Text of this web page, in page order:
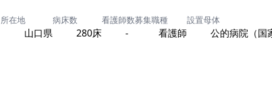
所在地
山口県
病床数
280床
看護師数
-
募集職種
看護師
設置母体
公的病院（国